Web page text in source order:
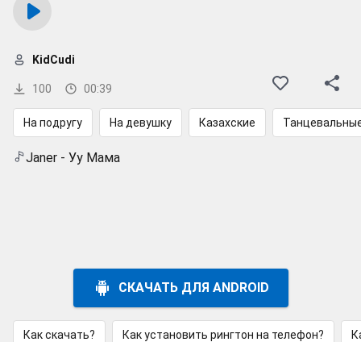
100 00:39
KidCudi
На подругу На девушку Казахские
Janer - Уу Мама
СКАЧАТЬ ДЛЯ ANDROID
Как скачать? Как установить рингтон на телефон?